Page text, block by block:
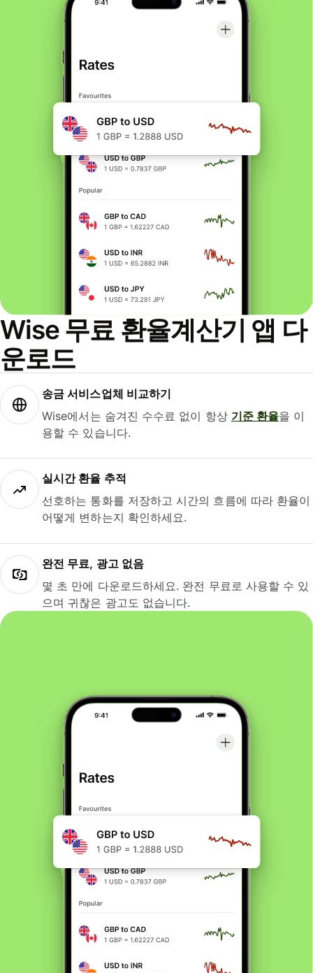
Wise 무료 환율계산기 앱 다
운로드
송금 서비스업체 비교하기
Wise에서는 숨겨진 수수료 없이 항상 기준 환율을 이
용할 수 있습니다.
실시간 환율 추적
선호하는 통화를 저장하고 시간의 흐름에 따라 환율이
어떻게 변하는지 확인하세요.
완전 무료, 광고 없음
몇 초 만에 다운로드하세요. 완전 무료로 사용할 수 있
으며 귀찮은 광고도 없습니다.